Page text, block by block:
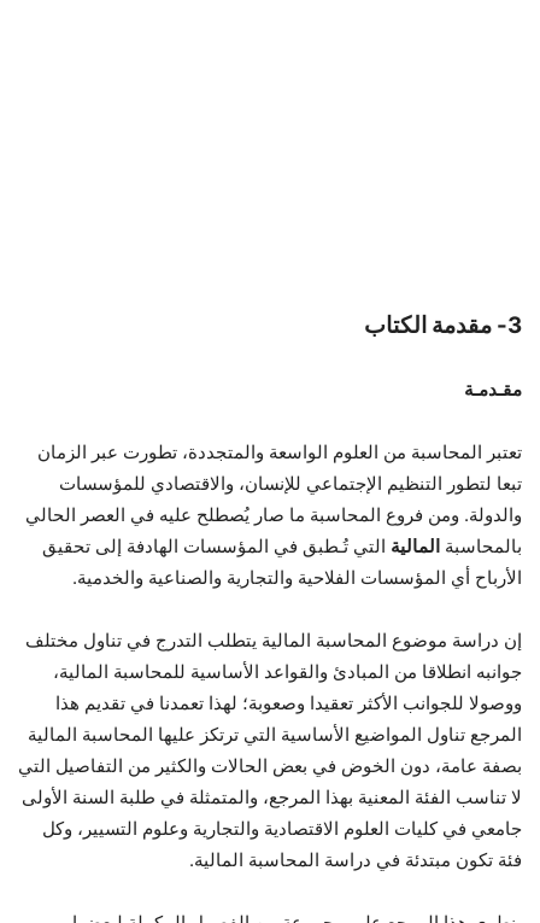
3- مقدمة الكتاب
مقـدمـة
تعتبر المحاسبة من العلوم الواسعة والمتجددة، تطورت عبر الزمان
تبعا لتطور التنظيم الإجتماعي للإنسان، والاقتصادي للمؤسسات
والدولة. ومن فروع المحاسبة ما صار يُصطلح عليه في العصر الحالي
بالمحاسبة المالية التي تُـطبق في المؤسسات الهادفة إلى تحقيق
الأرباح أي المؤسسات الفلاحية والتجارية والصناعية والخدمية.
إن دراسة موضوع المحاسبة المالية يتطلب التدرج في تناول مختلف
جوانبه انطلاقا من المبادئ والقواعد الأساسية للمحاسبة المالية،
ووصولا للجوانب الأكثر تعقيدا وصعوبة؛ لهذا تعمدنا في تقديم هذا
المرجع تناول المواضيع الأساسية التي ترتكز عليها المحاسبة المالية
بصفة عامة، دون الخوض في بعض الحالات والكثير من التفاصيل التي
لا تناسب الفئة المعنية بهذا المرجع، والمتمثلة في طلبة السنة الأولى
جامعي في كليات العلوم الاقتصادية والتجارية وعلوم التسيير، وكل
فئة تكون مبتدئة في دراسة المحاسبة المالية.